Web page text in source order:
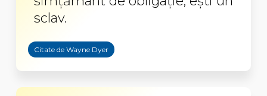
sclav.
Citate de Wayne Dyer